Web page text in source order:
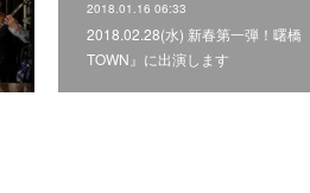
2018.01.16 06:33
2018.02.28(水) 新春第一弾！曙橋
TOWN』に出演します